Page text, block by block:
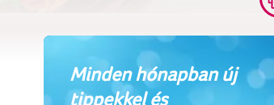
Minden hónapban új
tippekkel és